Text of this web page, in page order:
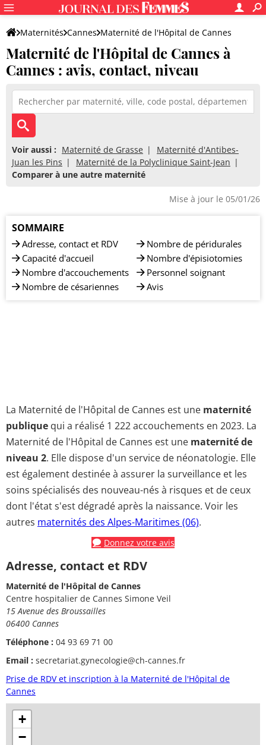
Maternités Cannes Maternité de l'Hôpital de Cannes
Maternité de l'Hôpital de Cannes à
Cannes : avis, contact, niveau
Voir aussi : Maternité de Grasse
Maternité d'Antibes-
Juan les Pins
Maternité de la Polyclinique Saint-Jean
Comparer à une autre maternité
Mise à jour le 05/01/26
SOMMAIRE
Adresse, contact et RDV
Capacité d'accueil
Nombre d'accouchements
Nombre de césariennes
Nombre de péridurales
Nombre d'épisiotomies
Personnel soignant
Avis
La Maternité de l'Hôpital de Cannes est une maternité
publique qui a réalisé 1 222 accouchements en 2023. La
Maternité de l'Hôpital de Cannes est une maternité de
niveau 2. Elle dispose d'un service de néonatologie. Elle
est également destinée à assurer la surveillance et les
soins spécialisés des nouveau-nés à risques et de ceux
dont l'état s'est dégradé après la naissance. Voir les
autres maternités des Alpes-Maritimes (06).
Donnez votre avis
Adresse, contact et RDV
Maternité de l'Hôpital de Cannes
Centre hospitalier de Cannes Simone Veil
15 Avenue des Broussailles
06400 Cannes
Téléphone : 04 93 69 71 00
Email : secretariat.gynecologie@ch-cannes.fr
Prise de RDV et inscription à la Maternité de l'Hôpital de
Cannes
+
−